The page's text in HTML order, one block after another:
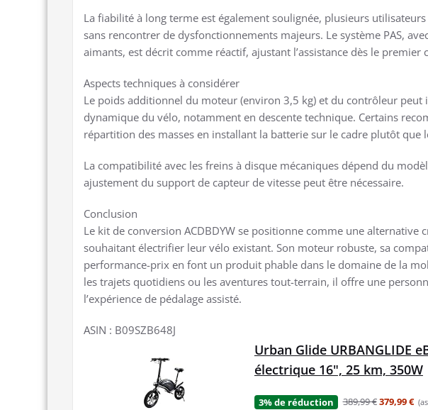
La fiabilité à long terme est également soulignée, plusieurs
sans rencontrer de dysfonctionnements majeurs. Le système PAS,
aimants, est décrit comme réactif, ajustant l’assistance dès le premier
Aspects techniques à considérer
Le poids additionnel du moteur (environ 3,5 kg) et du contrôleur
dynamique du vélo, notamment en descente technique. Certains
répartition des masses en installant la batterie sur le cadre plutôt que
La compatibilité avec les freins à disque mécaniques dépend du
ajustement du support de capteur de vitesse peut être nécessaire.
Conclusion
Le kit de conversion ACDBDYW se positionne comme une alternative
souhaitant électrifier leur vélo existant. Son moteur robuste, sa
performance-prix en font un produit phable dans le domaine de la
les trajets quotidiens ou les aventures tout-terrain, il offre une
l’expérience de pédalage assisté.
ASIN : B09SZB648J
Urban Glide URBANGLIDE
électrique 16", 25 km, 350W
3% de réduction 389,99 €379,99 €